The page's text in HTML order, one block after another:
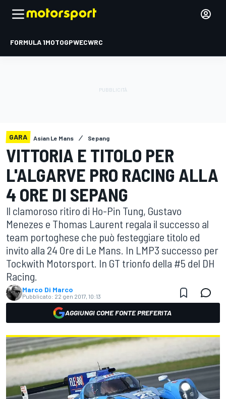
FORMULA 1MOTOGPWECWRC
GARA Asian Le Mans Sepang
VITTORIA E TITOLO PER
L'ALGARVE PRO RACING ALLA
4 ORE DI SEPANG
Il clamoroso ritiro di Ho-Pin Tung, Gustavo
Menezes e Thomas Laurent regala il successo al
team portoghese che può festeggiare titolo ed
invito alla 24 Ore di Le Mans. In LMP3 successo per
Tockwith Motorsport. In GT trionfo della #5 del DH
Racing.
Marco Di Marco
Pubblicato: 22 gen 2017, 10:13
AGGIUNGI COME FONTE PREFERITA